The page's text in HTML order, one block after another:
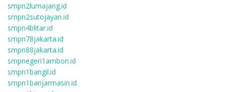
smpn2lumajang.id
smpn2sutojayan.id
smpn4blitar.id
smpn78jakarta.id
smpn88jakarta.id
smpnegeri1ambon.id
smpn1bangil.id
smpn1banjarmasin.id